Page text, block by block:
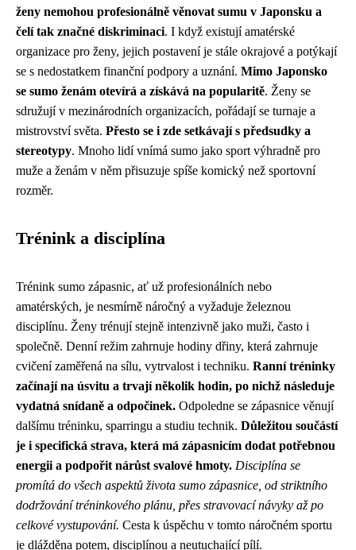
ženy nemohou profesionálně věnovat sumu v Japonsku a
čelí tak značné diskriminaci. I když existují amatérské
organizace pro ženy, jejich postavení je stále okrajové a potýkají
se s nedostatkem finanční podpory a uznání. Mimo Japonsko
se sumo ženám otevírá a získává na popularitě. Ženy se
sdružují v mezinárodních organizacích, pořádají se turnaje a
mistrovství světa. Přesto se i zde setkávají s předsudky a
stereotypy. Mnoho lidí vnímá sumo jako sport výhradně pro
muže a ženám v něm přisuzuje spíše komický než sportovní
rozměr.
Trénink a disciplína
Trénink sumo zápasnic, ať už profesionálních nebo
amatérských, je nesmírně náročný a vyžaduje železnou
disciplínu. Ženy trénují stejně intenzivně jako muži, často i
společně. Denní režim zahrnuje hodiny dřiny, která zahrnuje
cvičení zaměřená na sílu, vytrvalost i techniku. Ranní tréninky
začínají na úsvitu a trvají několik hodin, po nichž následuje
vydatná snídaně a odpočinek. Odpoledne se zápasnice věnují
dalšímu tréninku, sparringu a studiu technik. Důležitou součástí
je i specifická strava, která má zápasnicím dodat potřebnou
energii a podpořit nárůst svalové hmoty. Disciplína se
promítá do všech aspektů života sumo zápasnice, od striktního
dodržování tréninkového plánu, přes stravovací návyky až po
celkové vystupování. Cesta k úspěchu v tomto náročném sportu
je dlážděna potem, disciplínou a neutuchající pílí.